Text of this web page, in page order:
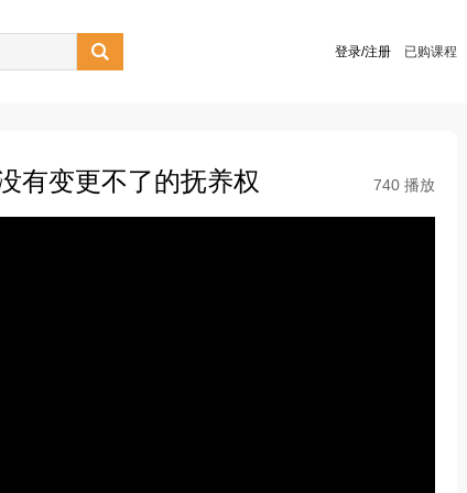
 登录/注册 已购课程
有变更不了的抚养权 740 播放